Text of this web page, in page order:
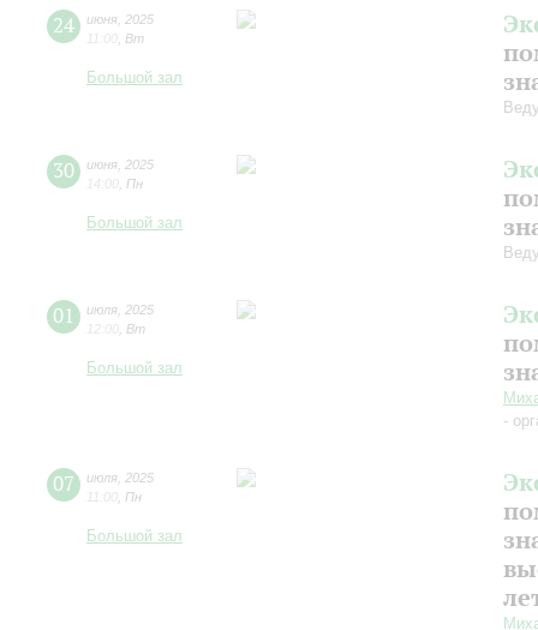
24 июня 2025
11:00 Вт
Большой зал
30 июня 2025
14:00 Пн
Большой зал
01 июля 2025
12:00 Вт
Большой зал
-
07 июля 2025
11:00 Пн
Большой зал